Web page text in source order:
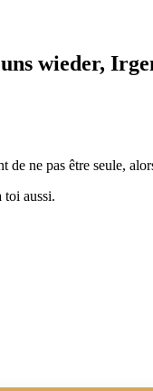
wieder,
de ne pas être seule,
toi aussi.